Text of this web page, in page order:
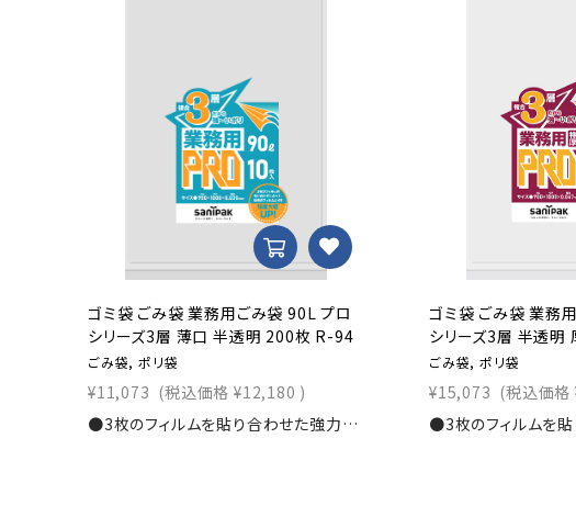
ゴミ袋 ごみ袋 業務用ごみ袋 90L プロ
シリーズ3層 薄口 半透明 200枚 R-94
ごみ袋, ポリ袋
¥11,073 (税込価格 ¥12,180 )
●3枚のフィルムを貼り合わせた強力なごみ袋！寸法：横900×縦1,000ｍｍ素材：3PLY0.030mm入数：200枚商品コード：1111104300
ゴミ袋 ごみ袋 業務
シリーズ3層 半透
ごみ袋, ポリ袋
¥15,073 (税込価格